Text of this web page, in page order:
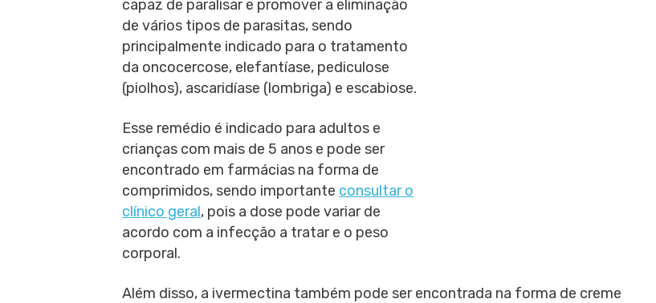
capaz de paralisar e promover a eliminação
de vários tipos de parasitas, sendo
principalmente indicado para o tratamento
da oncocercose, elefantíase, pediculose
(piolhos), ascaridíase (lombriga) e escabiose.
Esse remédio é indicado para adultos e
crianças com mais de 5 anos e pode ser
encontrado em farmácias na forma de
comprimidos, sendo importante consultar o
clínico geral, pois a dose pode variar de
acordo com a infecção a tratar e o peso
corporal.
Além disso, a ivermectina também pode ser encontrada na forma de creme